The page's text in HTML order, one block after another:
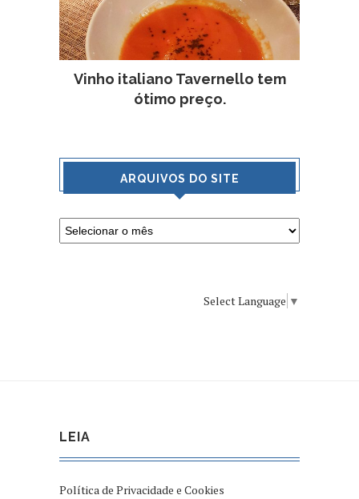
Vinho italiano Tavernello tem
ótimo preço.
ARQUIVOS DO SITE
Select Language ▼
LEIA
Política de Privacidade e Cookies